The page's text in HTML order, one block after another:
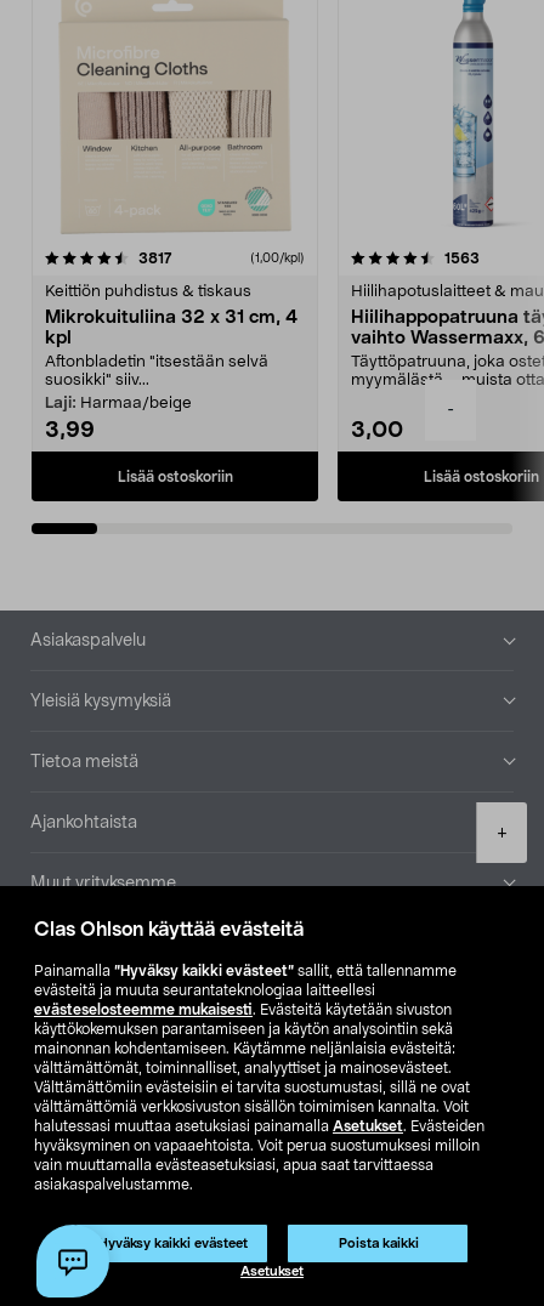
Clas Ohlson käyttää evästeitä
Painamalla ”Hyväksy kaikki evästeet” sallit, että tallennamme
evästeitä ja muuta seurantateknologiaa laitteellesi
evästeselosteemme mukaisesti. Evästeitä käytetään sivuston
käyttökokemuksen parantamiseen ja käytön analysointiin sekä
mainonnan kohdentamiseen. Käytämme neljänlaisia evästeitä:
välttämättömät, toiminnalliset, analyyttiset ja mainosevästeet.
Välttämättömiin evästeisiin ei tarvita suostumustasi, sillä ne ovat
välttämättömiä verkkosivuston sisällön toimimisen kannalta. Voit
halutessasi muuttaa asetuksiasi painamalla Asetukset. Evästeiden
hyväksyminen on vapaaehtoista. Voit perua suostumuksesi milloin
vain muuttamalla evästeasetuksiasi, apua saat tarvittaessa
asiakaspalvelustamme.
Hyväksy kaikki evästeet Poista kaikki
Asetukset
-
+
3817arvostelut (1,00/kpl)
Keittiön puhdistus & tiskaus
Mikrokuituliina 32 x 31 cm, 4
kpl
Aftonbladetin "itsestään selvä
suosikki" siiv...
Laji: Harmaa/beige
3,99
Lisää ostoskoriin
4.5viidestä
1563
Hiilihapotuslaitteet &
Hiilihappopatruuna
vaihto Wassermaxx,
Täyttöpatruuna, joka
myymälästä – muista
3,00
Lisää ostoskoriin
4.5viidestä
Alatunniste
Asiakaspalvelu
Yleisiä kysymyksiä
Tietoa meistä
Ajankohtaista
Muut yrityksemme
Etsi myymälä
SE NO FI
FI SV
Näytä hinnat ilman ALV:a